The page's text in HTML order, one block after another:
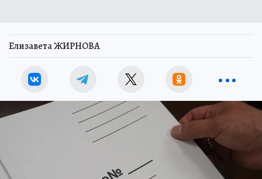
Елизавета ЖИРНОВА